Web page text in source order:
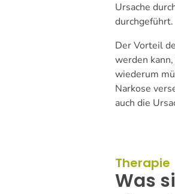
Ursache
durchgeführt.
Der Vorteil
werden
wiederum
Narkose
auch die
Therapie
Was